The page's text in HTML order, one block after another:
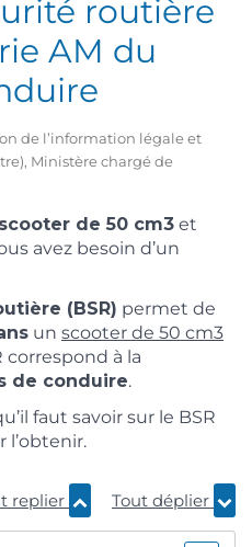
routière
AM du
de l’information légale et
Ministère chargé de
scooter de 50 cm3 et
avez besoin d’un
(BSR) permet de
un scooter de 50 cm3
correspond à la
de conduire.
faut savoir sur le BSR
l’obtenir.
replier Tout déplier